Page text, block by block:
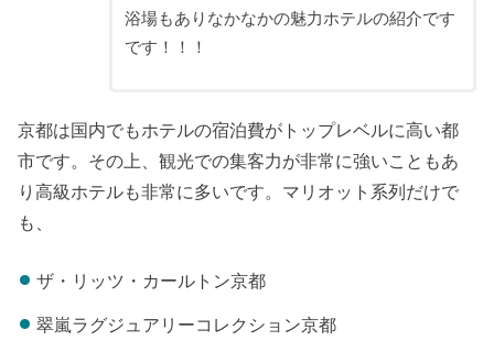
浴場もありなかなかの魅力ホテルの紹介です
です！！！
京都は国内でもホテルの宿泊費がトップレベルに高い都
市です。その上、観光での集客力が非常に強いこともあ
り高級ホテルも非常に多いです。マリオット系列だけで
も、
ザ・リッツ・カールトン京都
翠嵐ラグジュアリーコレクション京都